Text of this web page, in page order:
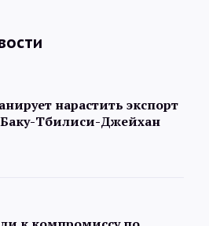
нарастить экспорт
Тбилиси-Джейхан